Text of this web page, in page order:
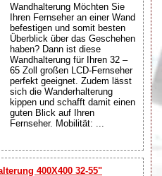
Wandhalterung Möchten Sie
Ihren Fernseher an einer Wand
befestigen und somit besten
Überblick über das Geschehen
haben? Dann ist diese
Wandhalterung für Ihren 32 –
65 Zoll großen LCD-Fernseher
perfekt geeignet. Zudem lässt
sich die Wanderhalterung
kippen und schafft damit einen
guten Blick auf Ihren
Fernseher. Mobilität: ...
400X400 32-55"